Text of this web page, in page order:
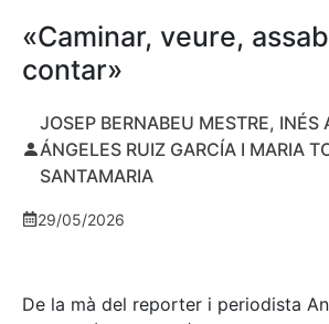
«Caminar, veure,
contar»
JOSEP BERNABEU MESTRE, INÉS
ÁNGELES RUIZ GARCÍA I MARIA
SANTAMARIA
29/05/2026
De la mà del reporter i periodista